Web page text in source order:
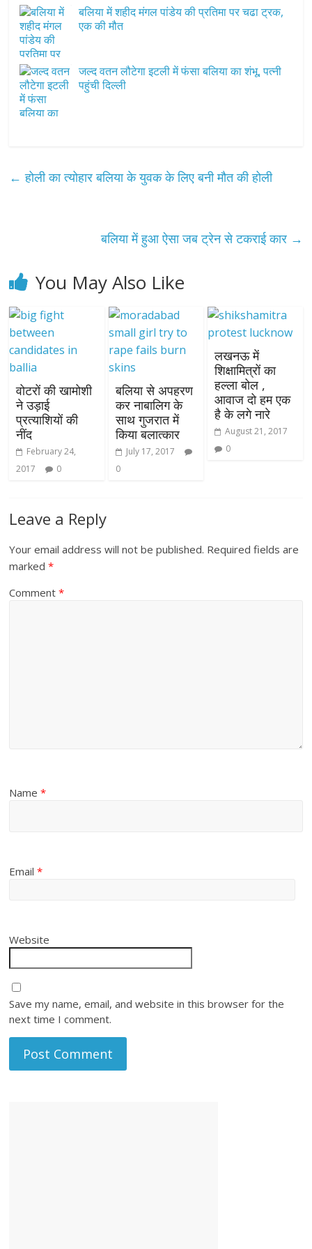
बलिया में शहीद मंगल पांडेय की प्रतिमा पर चढा ट्रक,
एक की मौत
जल्द वतन लौटेगा इटली में फंसा बलिया का शंभू, पत्नी
पहुंची दिल्ली
← होली का त्योहार बलिया के युवक के लिए बनी मौत की होली
बलिया में हुआ ऐसा जब ट्रेन से टकराई कार →
You May Also Like
वोटरों की खामोशी
ने उड़ाई
प्रत्याशियों की
नींद
February 24,
2017
0
बलिया से अपहरण
कर नाबालिग के
साथ गुजरात में
किया बलात्कार
July 17, 2017
0
लखनऊ में
शिक्षामित्रों का
हल्ला बोल ,
आवाज दो हम एक
है के लगे नारे
August 21, 2017
0
Leave a Reply
Your email address will not be published. Required fields are
marked*
Comment*
Name*
Email*
Website
Save my name, email, and website in this browser for the
next time I comment.